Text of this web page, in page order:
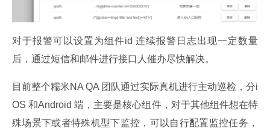
对于报警可以设置为组件id 连续报警日志出现一定数量
后，通过短信和邮件进行接口人催办尽快解决。
目前整个糯米NA QA 团队通过实际真机进行主动巡检，分i
OS 和Android 端，主要是核心组件，对于其他组件想在特
殊场景下或者特殊机型下监控，可以自行配置监控任务，